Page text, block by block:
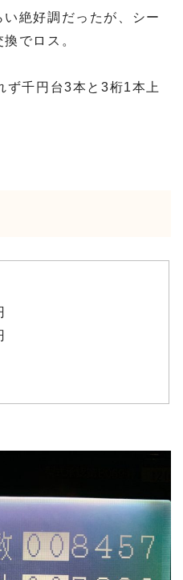
絶好調だったが、シー
でロス。
ず千円台3本と3桁1本上